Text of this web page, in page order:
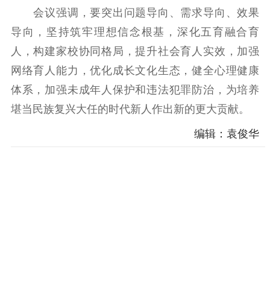
紫金文化艺术节
品牌活动 紫艺舞台
精神文明
文明创建 文明实践
文明培育
先进典型
社会宣传
全民国防教育
会议强调，要突出问题导向、需求导向、效果
导向，坚持筑牢理想信念根基，深化五育融合育
人，构建家校协同格局，提升社会育人实效，加强
网络育人能力，优化成长文化生态，健全心理健康
体系，加强未成年人保护和违法犯罪防治，为培养
堪当民族复兴大任的时代新人作出新的更大贡献。
编辑：袁俊华